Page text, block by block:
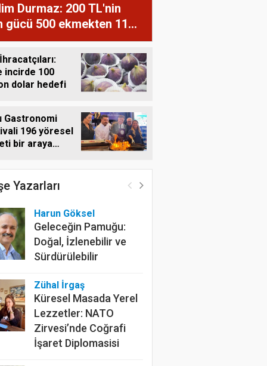
Durmaz: 200 TL'nin
gücü 500 ekmekten 11
düştü
incirde 100
dolar hedefi
Gastronomi
196 yöresel
bir araya
Yazarları
Harun Göksel
Geleceğin Pamuğu:
Doğal, İzlenebilir ve
Sürdürülebilir
Zühal İrgaş
Küresel Masada Yerel
Lezzetler: NATO
Zirvesi’nde Coğrafi
İşaret Diplomasisi